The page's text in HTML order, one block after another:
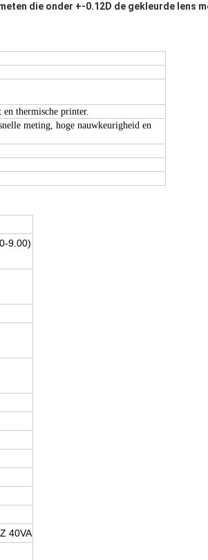
die onder +-0.12D de gekleurde lens
thermische printer.
meting, hoge nauwkeurigheid en
9.00)
40VA